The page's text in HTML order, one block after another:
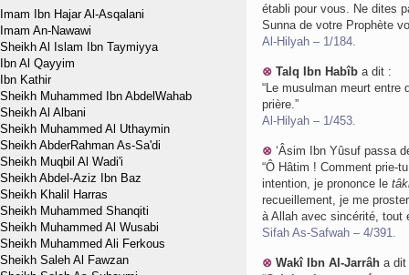
établi pour vous. Ne dites
Sunna de votre Prophète
Al-Hilyah – 1/184.
⊗ Talq Ibn Habîb a dit :
“Le musulman meurt entre
prière.”
Al-Hilyah – 1/453.
⊗ ‘Âsim Ibn Yûsuf passa
“Ô Hâtim ! Comment prie-
intention, je prononce le
recueillement, je me
à Allah avec sincérité, tout
Sifah As-Safwah – 4/391.
⊗ Wakî Ibn Al-Jarrâh a dit
Imam Ibn Hajar Al-Asqalani
Imam An-Nawawi
Sheikh Al Islam Ibn Taymiyya
Ibn Al Qayyim
Ibn Kathir
Sheikh Muhammed Ibn AbdelWahab
Sheikh Al Albani
Sheikh Muhammed Al Uthaymin
Sheikh AbderRahman As-Sa'di
Sheikh Muqbil Al Wadi'i
Sheikh Abdel-Aziz Ibn Baz
Sheikh Khalil Harras
Sheikh Muhammed Shanqiti
Sheikh Muhammed Al Wusabi
Sheikh Muhammed Ali Ferkous
Sheikh Saleh Al Fawzan